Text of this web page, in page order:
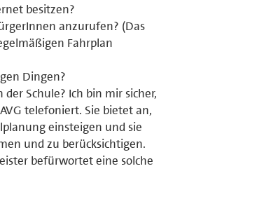
besitzen?
anzurufen? (Das
Fahrplan
Dingen?
Schule? Ich bin mir sicher,
telefoniert. Sie bietet an,
einsteigen und sie
und zu berücksichtigen.
befürwortet eine solche